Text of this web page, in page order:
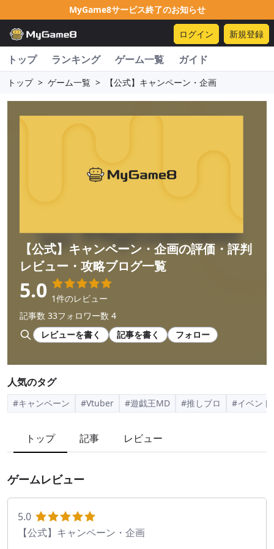
MyGame8サービス終了のお知らせ
ログイン 新規登録
トップ ランキング ゲーム一覧 ガイド
トップ > ゲーム一覧 > 【公式】キャンペーン・企画
【公式】キャンペーン・企画の評価・評判
レビュー・攻略ブログ一覧
5.0 1件のレビュー
記事数 33フォロワー数 4
レビューを書く
記事を書く フォロー
人気のタグ
#キャンペーン #Vtuber #遊戯王MD #推しブロ #イベント
トップ 記事 レビュー
ゲームレビュー
5.0
【公式】キャンペーン・企画